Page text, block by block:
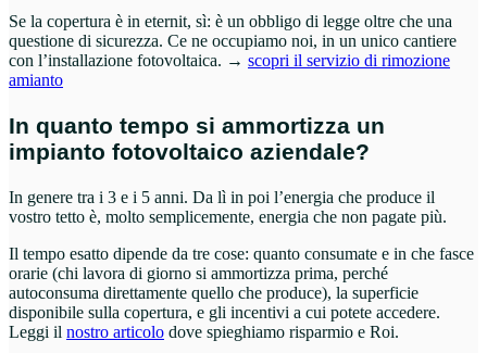
Se la copertura è in eternit, sì: è un obbligo di legge oltre che una
questione di sicurezza. Ce ne occupiamo noi, in un unico cantiere
con l’installazione fotovoltaica. → scopri il servizio di rimozione
amianto
In quanto tempo si ammortizza un
impianto fotovoltaico aziendale?
In genere tra i 3 e i 5 anni. Da lì in poi l’energia che produce il
vostro tetto è, molto semplicemente, energia che non pagate più.
Il tempo esatto dipende da tre cose: quanto consumate e in che fasce
orarie (chi lavora di giorno si ammortizza prima, perché
autoconsuma direttamente quello che produce), la superficie
disponibile sulla copertura, e gli incentivi a cui potete accedere.
Leggi il nostro articolo dove spieghiamo risparmio e Roi.